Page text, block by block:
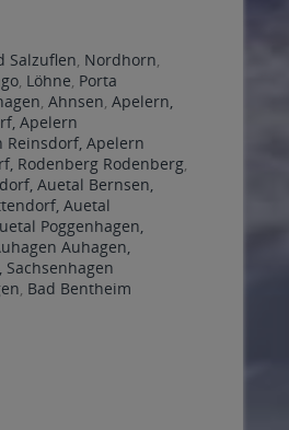
Salzuflen, Nordhorn,
, Löhne, Porta
,Ahnsen,Apelern,
Apelern
Reinsdorf, Apelern
Rodenberg Rodenberg,
Auetal Bernsen,
Auetal
Poggenhagen,
Auhagen,
, Bad Bentheim